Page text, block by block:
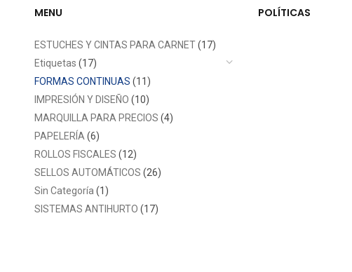
MENU
ESTUCHES Y CINTAS PARA CARNET (17)
Etiquetas (17)
FORMAS CONTINUAS (11)
IMPRESIÓN Y DISEÑO (10)
MARQUILLA PARA PRECIOS (4)
PAPELERÍA (6)
ROLLOS FISCALES (12)
SELLOS AUTOMÁTICOS (26)
Sin Categoría (1)
SISTEMAS ANTIHURTO (17)
POLÍTICAS